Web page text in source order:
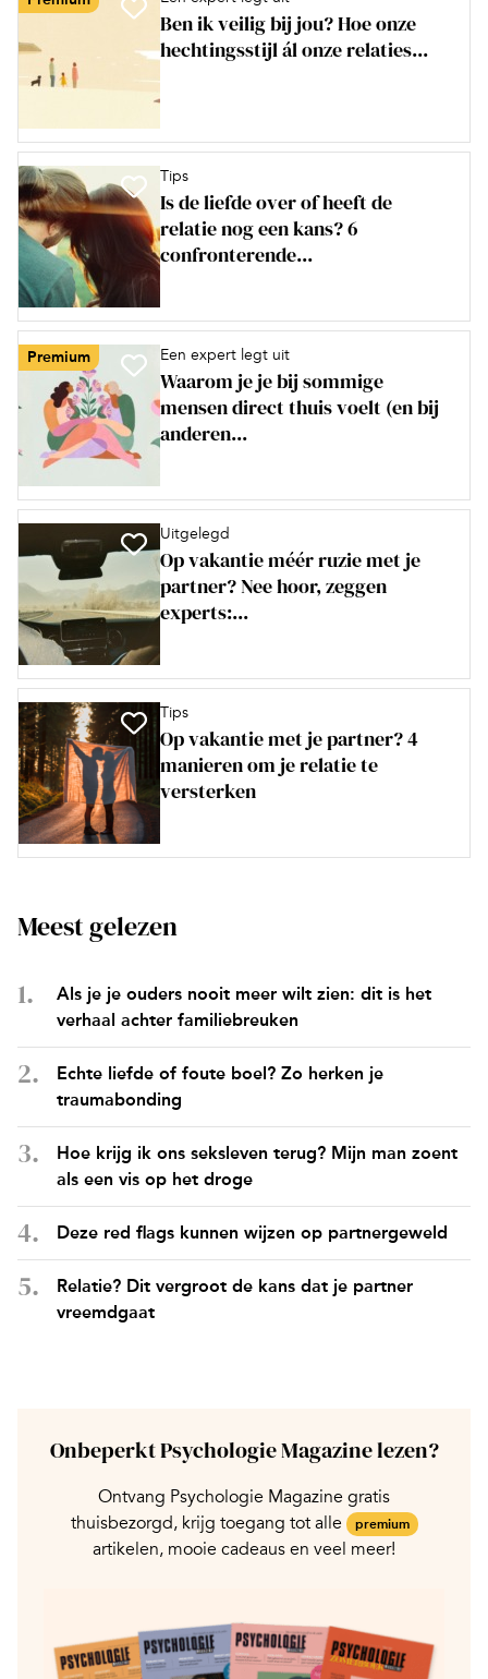
Ben ik veilig bij jou? Hoe onze
hechtingsstijl ál onze relaties...
Tips
Is de liefde over of heeft de
relatie nog een kans? 6
confronterende...
Premium Een expert legt uit
Waarom je je bij sommige
mensen direct thuis voelt (en bij
anderen...
Uitgelegd
Op vakantie méér ruzie met je
partner? Nee hoor, zeggen
experts:...
Tips
Op vakantie met je partner? 4
manieren om je relatie te
versterken
Meest gelezen
Als je je ouders nooit meer wilt zien: dit is het
verhaal achter familiebreuken
Echte liefde of foute boel? Zo herken je
traumabonding
Hoe krijg ik ons seksleven terug? Mijn man zoent
als een vis op het droge
Deze red flags kunnen wijzen op partnergeweld
Relatie? Dit vergroot de kans dat je partner
vreemdgaat
Onbeperkt Psychologie Magazine lezen?
Ontvang Psychologie Magazine gratis
thuisbezorgd, krijg toegang tot alle
premium
artikelen, mooie cadeaus en veel meer!